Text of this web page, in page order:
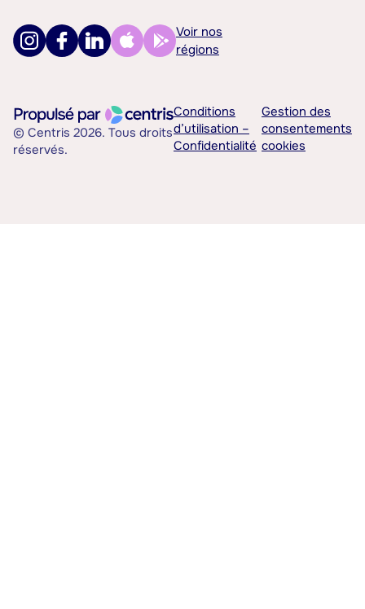
Voir nos
régions
© Centris 2026. Tous droits
réservés.
Conditions
d’utilisation –
Confidentialité
Gestion des
consentements
cookies